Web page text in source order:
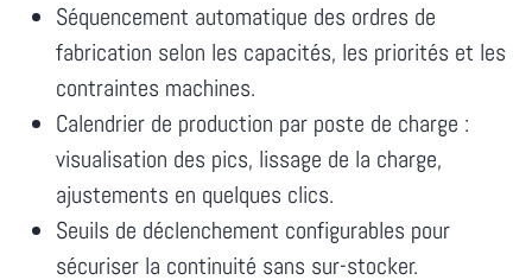
Séquencement automatique des ordres de
fabrication selon les capacités, les priorités et les
contraintes machines.
Calendrier de production par poste de charge :
visualisation des pics, lissage de la charge,
ajustements en quelques clics.
Seuils de déclenchement configurables pour
sécuriser la continuité sans sur-stocker.